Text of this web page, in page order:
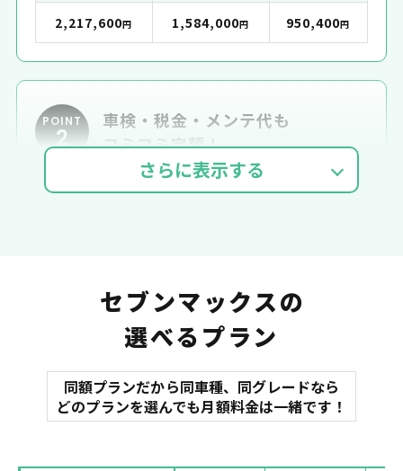
2,217,600円 1,584,000円 950,400円
POINT
2
車検・税金・メンテ代も
コミコミ定額！
オイル交換 諸費用
マット
バイザー
セブンマックスの
選べるプラン
同額プランだから同車種、同グレードなら
どのプランを選んでも月額料金は一緒です！